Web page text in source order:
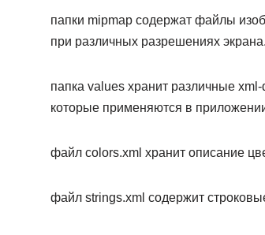
папки mipmap содержат файлы
при различных разрешениях экрана.
папка values хранит различные
которые применяются в
файл colors.xml хранит описание
файл strings.xml содержит